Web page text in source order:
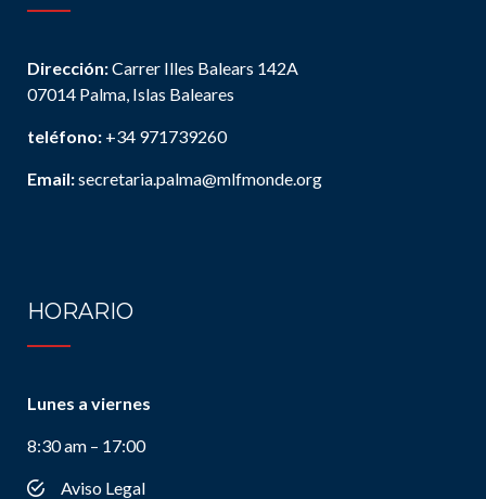
Dirección:Carrer Illes Balears 142A
07014 Palma, Islas Baleares
teléfono: +34 971739260
Email:secretaria.palma@mlfmonde.org
HORARIO
Lunes a viernes
8:30 am – 17:00
Aviso Legal